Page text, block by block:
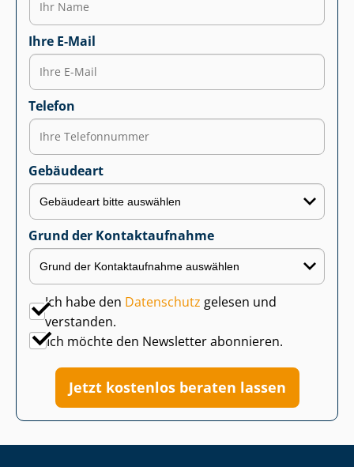
Ihre E-Mail
Telefon
Gebäudeart
Grund der Kontaktaufnahme
Ich habe den Datenschutz gelesen und
verstanden.
Ich möchte den Newsletter abonnieren.
Jetzt kostenlos beraten lassen